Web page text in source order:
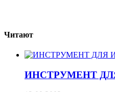
Читают
ИНСТРУМЕНТ